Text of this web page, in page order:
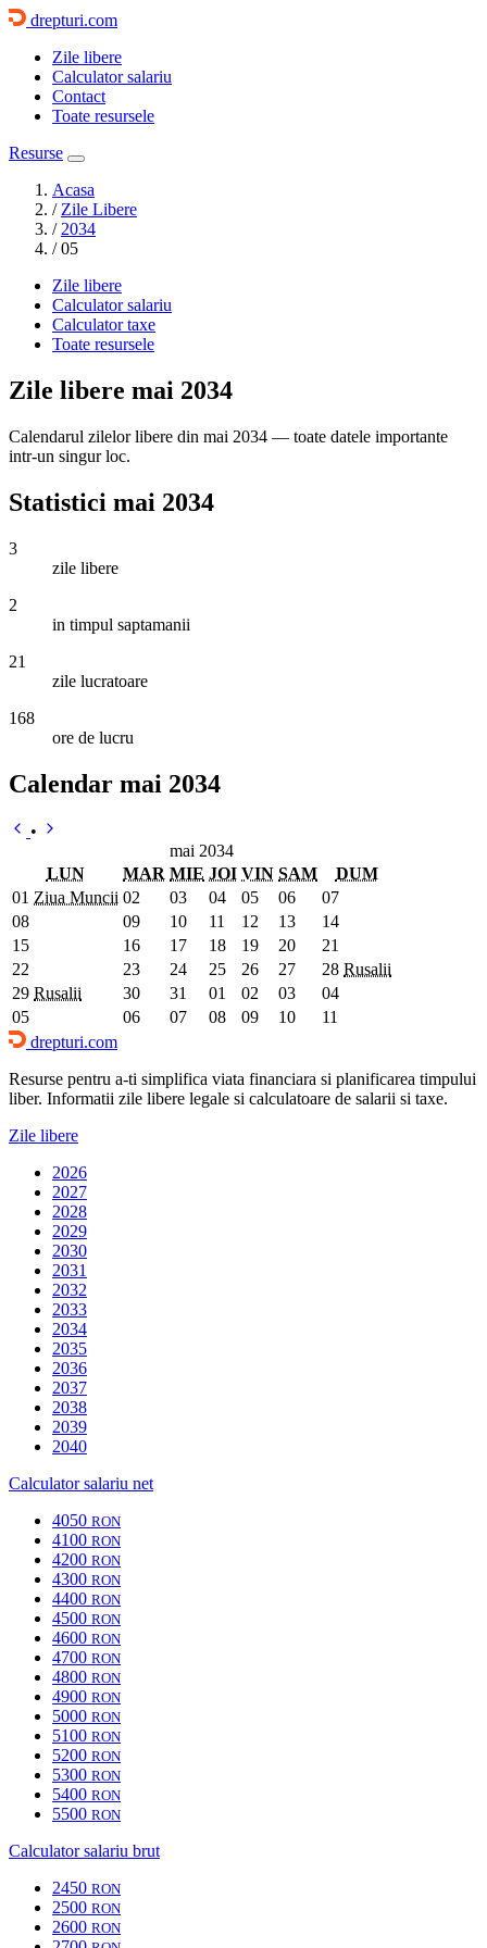
drepturi.com
Zile libere
Calculator salariu
Contact
Toate resursele
Resurse
Acasa
/ Zile Libere
/ 2034
/ 05
Zile libere
Calculator salariu
Calculator taxe
Toate resursele
Zile libere mai 2034
Calendarul zilelor libere din mai 2034 — toate datele importante
intr-un singur loc.
Statistici mai 2034
3
zile libere
2
in timpul saptamanii
21
zile lucratoare
168
ore de lucru
Calendar mai 2034
•
mai 2034
LUN
MAR MIE JOI VIN SAM
DUM
01 Ziua Muncii 02 03 04 05 06
07
08
09 10 11 12 13
14
15
16 17 18 19 20
21
22
23 24 25 26 27 28 Rusalii
29 Rusalii 30 31 01 02 03
04
05
06 07 08 09 10
11
drepturi.com
Resurse pentru a-ti simplifica viata financiara si planificarea timpului
liber. Informatii zile libere legale si calculatoare de salarii si taxe.
Zile libere
2026
2027
2028
2029
2030
2031
2032
2033
2034
2035
2036
2037
2038
2039
2040
Calculator salariu net
4050 RON
4100 RON
4200 RON
4300 RON
4400 RON
4500 RON
4600 RON
4700 RON
4800 RON
4900 RON
5000 RON
5100 RON
5200 RON
5300 RON
5400 RON
5500 RON
Calculator salariu brut
2450 RON
2500 RON
2600 RON